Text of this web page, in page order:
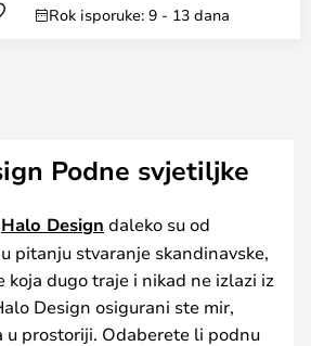
Rok isporuke: 9 - 13 dana
Podne svjetiljke
Halo Design daleko su od
pitanju stvaranje skandinavske,
koja dugo traje i nikad ne izlazi iz
Design osigurani ste mir,
prostoriji. Odaberete li podnu